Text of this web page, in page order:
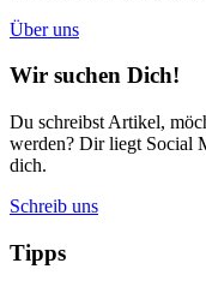
Über uns
Wir suchen Dich!
Du schreibst Artikel,
werden? Dir liegt Social
dich.
Schreib uns
Tipps